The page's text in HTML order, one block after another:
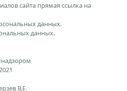
сайта прямая ссылка на
данных.
данных.
В.Е.